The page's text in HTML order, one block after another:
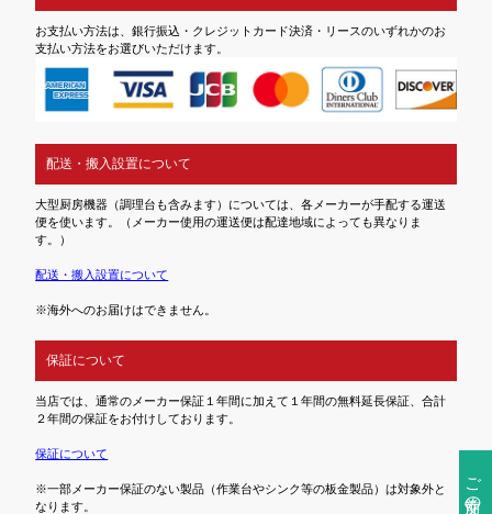
ご注文前の確認事項
お支払い方法は、銀行振込・クレジットカード決済・リースのいずれかのお
支払い方法をお選びいただけます。
配送・搬入設置について
大型厨房機器（調理台も含みます）については、各メーカーが手配する運送
便を使います。（メーカー使用の運送便は配達地域によっても異なりま
す。）
配送・搬入設置について
※海外へのお届けはできません。
保証について
当店では、通常のメーカー保証１年間に加えて１年間の無料延長保証、合計
２年間の保証をお付けしております。
保証について
※一部メーカー保証のない製品（作業台やシンク等の板金製品）は対象外と
なります。